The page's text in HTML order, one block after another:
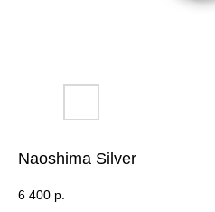
Naoshima Silver
6 400 р.